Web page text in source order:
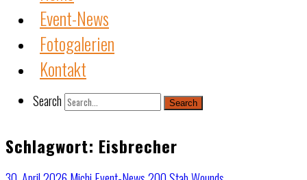
Event-News
Fotogalerien
Kontakt
Search Search
Schlagwort: Eisbrecher